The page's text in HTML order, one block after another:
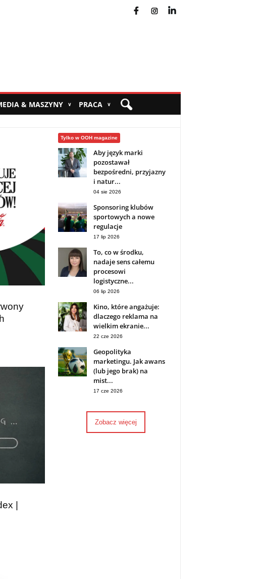
& MASZYNY ∨ PRACA ∨
|
Tylko w OOH magazine
Aby język marki
pozostawał
bezpośredni, przyjazny
i natur...
04 sie 2026
Sponsoring klubów
sportowych a nowe
regulacje
17 lip 2026
To, co w środku,
nadaje sens całemu
procesowi
logistyczne...
06 lip 2026
Kino, które angażuje:
dlaczego reklama na
wielkim ekranie...
22 cze 2026
Geopolityka
marketingu. Jak awans
(lub jego brak) na
mist...
17 cze 2026
Zobacz więcej